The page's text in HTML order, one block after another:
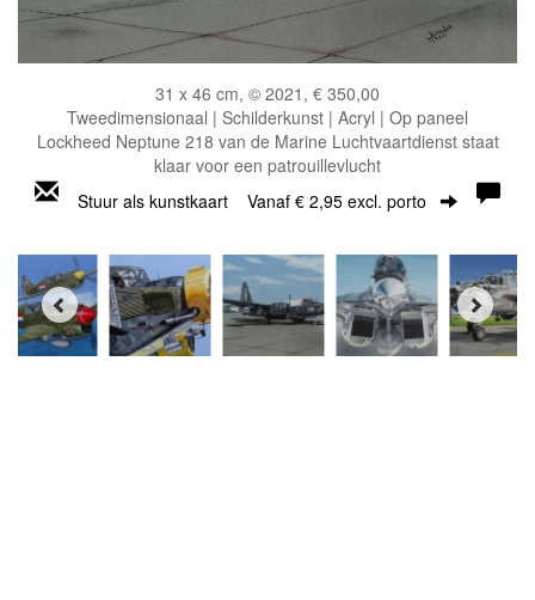
31 x 46 cm, © 2021, € 350,00
Tweedimensionaal | Schilderkunst | Acryl | Op paneel
Lockheed Neptune 218 van de Marine Luchtvaartdienst staat
klaar voor een patrouillevlucht
Stuur als kunstkaart Vanaf € 2,95 excl. porto